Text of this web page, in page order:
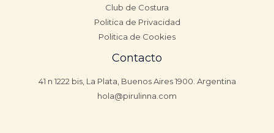
Club de Costura
Politica de Privacidad
Politica de Cookies
Contacto
41 n 1222 bis, La Plata, Buenos Aires 1900. Argentina
hola@pirulinna.com